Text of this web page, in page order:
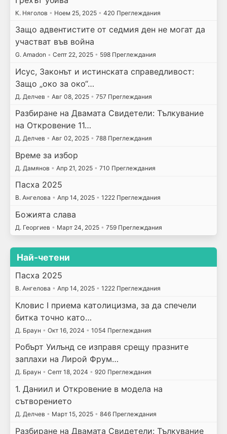
К. Няголов • Ноем 25, 2025 • 420 Преглеждания
Защо адвентистите от седмия ден не могат да
участват във война
G. Amadon • Септ 22, 2025 • 598 Преглеждания
Исус, Законът и истинската справедливост:
Защо „око за око“…
Д. Делчев • Авг 08, 2025 • 757 Преглеждания
Разбиране на Двамата Свидетели: Тълкувание
на Откровение 11…
Д. Делчев • Авг 02, 2025 • 788 Преглеждания
Време за избор
Д. Дамянов • Апр 21, 2025 • 710 Преглеждания
Пасха 2025
В. Ангелова • Апр 14, 2025 • 1222 Преглеждания
Божията слава
Д. Георгиев • Март 24, 2025 • 759 Преглеждания
Най-четени
Пасха 2025
В. Ангелова • Апр 14, 2025 • 1222 Преглеждания
Кловис I приема католицизма, за да спечели
битка точно като…
Д. Браун • Окт 16, 2024 • 1054 Преглеждания
Робърт Уилънд се изправя срещу празните
заплахи на Лирой Фрум…
Д. Браун • Септ 18, 2024 • 920 Преглеждания
1. Даниил и Откровение в модела на
сътворението
Д. Делчев • Март 15, 2025 • 846 Преглеждания
Разбиране на Двамата Свидетели: Тълкувание